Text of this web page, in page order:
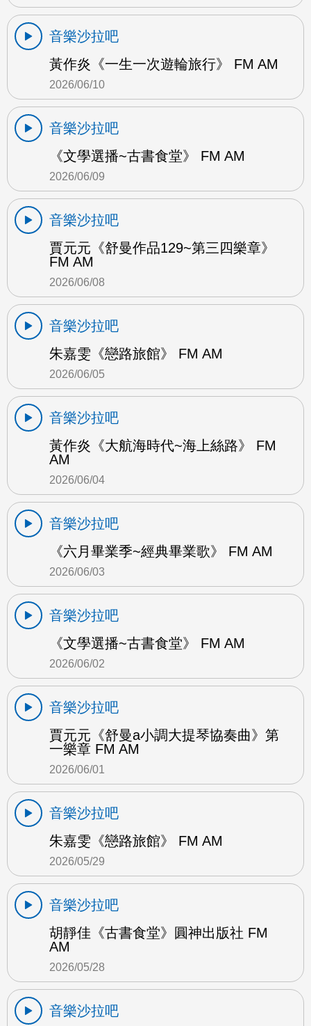
音樂沙拉吧
黃作炎《一生一次遊輪旅行》 FM AM
2026/06/10
音樂沙拉吧
《文學選播~古書食堂》 FM AM
2026/06/09
音樂沙拉吧
賈元元《舒曼作品129~第三四樂章》
FM AM
2026/06/08
音樂沙拉吧
朱嘉雯《戀路旅館》 FM AM
2026/06/05
音樂沙拉吧
黃作炎《大航海時代~海上絲路》 FM
AM
2026/06/04
音樂沙拉吧
《六月畢業季~經典畢業歌》 FM AM
2026/06/03
音樂沙拉吧
《文學選播~古書食堂》 FM AM
2026/06/02
音樂沙拉吧
賈元元《舒曼a小調大提琴協奏曲》第
一樂章 FM AM
2026/06/01
音樂沙拉吧
朱嘉雯《戀路旅館》 FM AM
2026/05/29
音樂沙拉吧
胡靜佳《古書食堂》圓神出版社 FM
AM
2026/05/28
音樂沙拉吧